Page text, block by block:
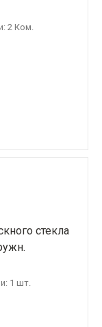
2 Ком.
стекла
1 шт.